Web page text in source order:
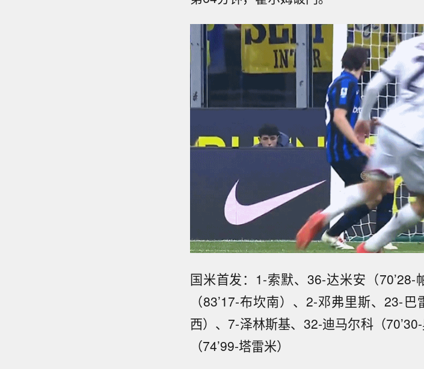
国米首发：1-索默、36-达米安（
（83’17-布坎南）、2-邓弗里斯、23-
西）、7-泽林斯基、32-迪马尔科（
（74’99-塔雷米）